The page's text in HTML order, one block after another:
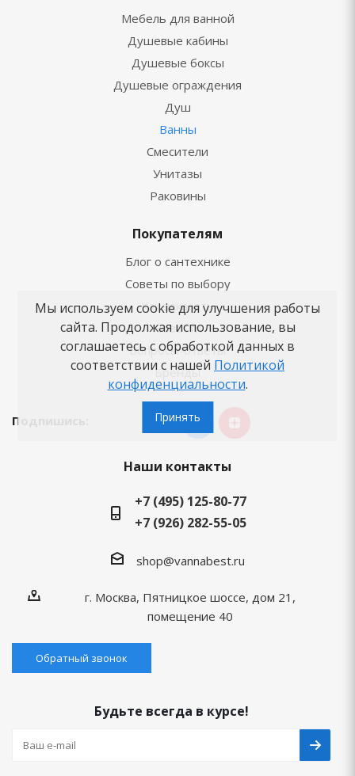
Мебель для ванной
Душевые кабины
Душевые боксы
Душевые ограждения
Душ
Ванны
Смесители
Унитазы
Раковины
Покупателям
Блог о сантехнике
Советы по выбору
Как заказать
Новости
Вопросы-ответы
Бренды
Подпишись:
Наши контакты
+7 (495) 125-80-77
+7 (926) 282-55-05
shop@vannabest.ru
г. Москва, Пятницкое шоссе, дом 21,
помещение 40
Обратный звонок
Будьте всегда в курсе!
Мы используем cookie для улучшения работы
сайта. Продолжая использование, вы
соглашаетесь с обработкой данных в
соответствии с нашей Политикой
конфиденциальности.
Принять